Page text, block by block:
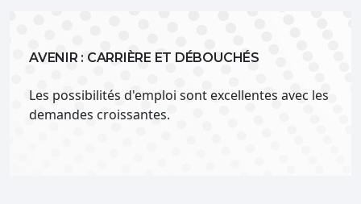
AVENIR : CARRIÈRE ET DÉBOUCHÉS
Les possibilités d'emploi sont excellentes avec les
demandes croissantes.